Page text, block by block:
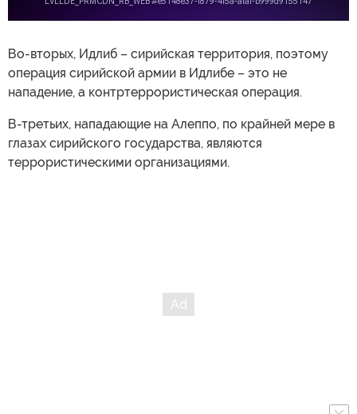
Во-вторых, Идлиб – сирийская территория, поэтому
операция сирийской армии в Идлибе – это не
нападение, а контртеррористическая операция.
В-третьих, нападающие на Алеппо, по крайней мере в
глазах сирийского государства, являются
террористическими организациями.